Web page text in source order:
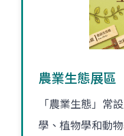
農業生態展區
「農業生態」常
學、植物學和動